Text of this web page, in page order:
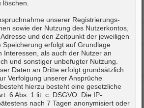
löschen.
unserer Registrierungs-
sowie der Nutzung des Nutzerkontos,
und den Zeitpunkt der jeweiligen
Speicherung erfolgt auf Grundlage
Interessen, als auch der Nutzer an
und sonstiger unbefugter Nutzung.
Daten an Dritte erfolgt grundsätzlich
Verfolgung unserer Ansprüche
hierzu besteht eine gesetzliche
6 Abs. 1 lit. c. DSGVO. Die IP-
nach 7 Tagen anonymisiert oder